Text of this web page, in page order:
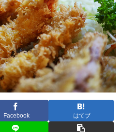
Facebook はてブ